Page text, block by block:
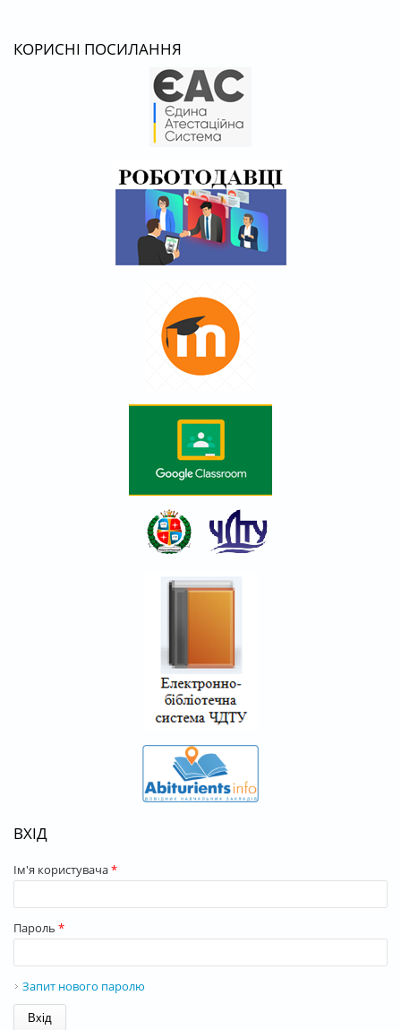
КОРИСНІ ПОСИЛАННЯ
ВХІД
Ім'я користувача*
Пароль *
Запит нового паролю